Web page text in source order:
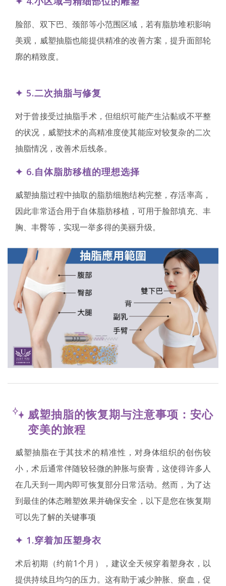
脸部、双下巴、颈部等小范围区域，若有脂肪堆积影响
美观，威塑抽脂也能提供精准的改善方案，提升面部轮
廓的精致度。
✦ 5.二次抽脂与修复
对于曾接受过抽脂手术，但组织可能产生沾黏或不平整
的状况，威塑技术的高精准度使其能应对较复杂的二次
抽脂情况，改善术后线条。
✦ 6.自体脂肪移植的理想选择
威塑抽脂过程中抽取的脂肪细胞结构完整，存活率高，
因此非常适合用于自体脂肪移植，可用于脸部填充、丰
胸、丰臀等，实现一举多得的美丽升级。
威塑抽脂的恢复期与注意事项：安心
变美的旅程
威塑抽脂在于其技术的精准性，对身体组织的创伤较
小，术后通常伴随较轻微的肿胀与瘀青，这使得许多人
在几天到一周内即可恢复部分日常活动。然而，为了达
到最佳的体态雕塑效果并确保安全，以下是您在恢复期
可以先了解的关键事项
✦ 1.穿着加压塑身衣
术后初期（约前1个月），建议全天候穿着塑身衣，以
提供持续且均匀的压力。这有助于减少肿胀、瘀血，促